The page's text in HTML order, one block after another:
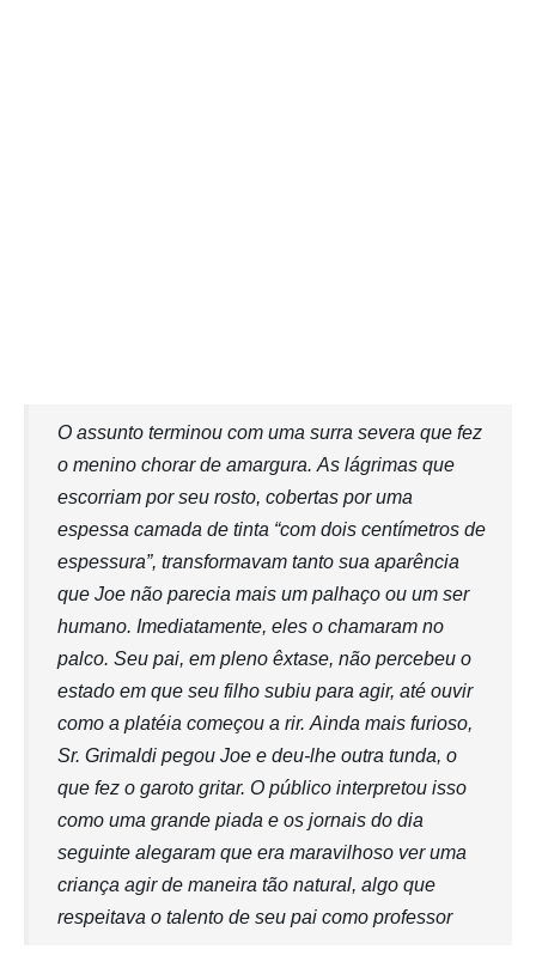
O assunto terminou com uma surra severa que fez
o menino chorar de amargura. As lágrimas que
escorriam por seu rosto, cobertas por uma
espessa camada de tinta “com dois centímetros de
espessura”, transformavam tanto sua aparência
que Joe não parecia mais um palhaço ou um ser
humano. Imediatamente, eles o chamaram no
palco. Seu pai, em pleno êxtase, não percebeu o
estado em que seu filho subiu para agir, até ouvir
como a platéia começou a rir. Ainda mais furioso,
Sr. Grimaldi pegou Joe e deu-lhe outra tunda, o
que fez o garoto gritar. O público interpretou isso
como uma grande piada e os jornais do dia
seguinte alegaram que era maravilhoso ver uma
criança agir de maneira tão natural, algo que
respeitava o talento de seu pai como professor